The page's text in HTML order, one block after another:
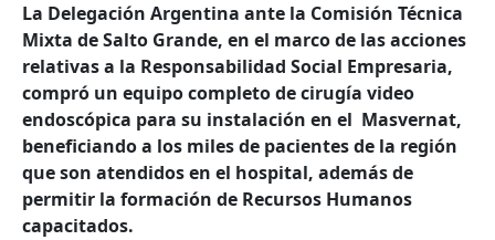
La Delegación Argentina ante la Comisión Técnica
Mixta de Salto Grande, en el marco de las acciones
relativas a la Responsabilidad Social Empresaria,
compró un equipo completo de cirugía video
endoscópica para su instalación en el Masvernat,
beneficiando a los miles de pacientes de la región
que son atendidos en el hospital, además de
permitir la formación de Recursos Humanos
capacitados.